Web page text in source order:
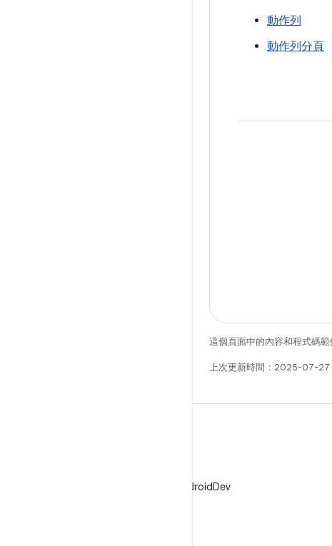
動作列
動作列分頁
這個頁面中的內容和程式碼範
上次更新時間：2025-07-27 (
在 X 中追蹤 @AndroidDev